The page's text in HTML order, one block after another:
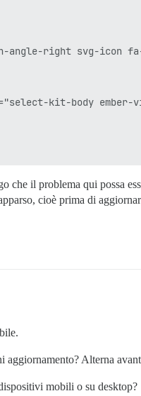
angle-right svg-icon
kit-body
kit
angle-right svg-icon
che il problema qui possa
cioè prima di
Alterna
mobili o su desktop?